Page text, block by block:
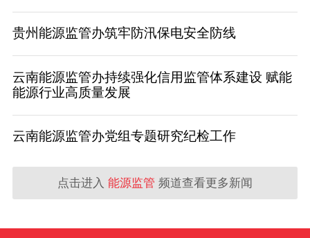
贵州能源监管办筑牢防汛保电安全防线
云南能源监管办持续强化信用监管体系建设 赋能
能源行业高质量发展
云南能源监管办党组专题研究纪检工作
点击进入 能源监管 频道查看更多新闻